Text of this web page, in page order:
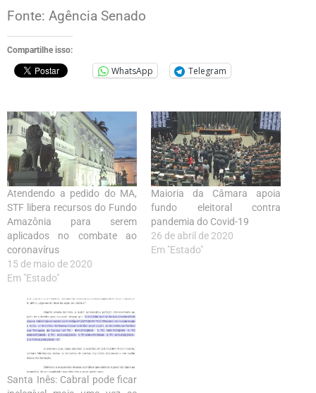
Fonte: Agência Senado
Compartilhe isso:
WhatsApp Telegram
Atendendo a pedido do MA,
STF libera recursos do Fundo
Amazônia para serem
aplicados no combate ao
coronavírus
15 de maio de 2020
Em "Estado"
Maioria da Câmara apoia
fundo eleitoral contra
pandemia do Covid-19
26 de abril de 2020
Em "Estado"
Santa Inês: Cabral pode ficar